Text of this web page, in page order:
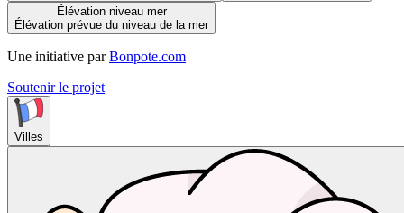
Élévation niveau mer
Élévation prévue du niveau de la mer
Une initiative par Bonpote.com
Soutenir le projet
Villes